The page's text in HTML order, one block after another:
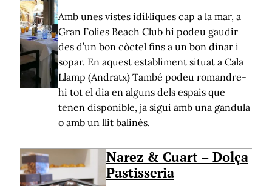
Amb unes vistes idíl·liques cap a la mar, a
Gran Folies Beach Club hi podeu gaudir
des d’un bon còctel fins a un bon dinar i
sopar. En aquest establiment situat a Cala
Llamp (Andratx) També podeu romandre-
hi tot el dia en alguns dels espais que
tenen disponible, ja sigui amb una gandula
o amb un llit balinès.
Narez & Cuart – Dolça
Pastisseria